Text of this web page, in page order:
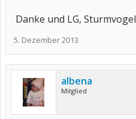
Danke und LG, Sturmvogel
5. Dezember 2013
albena
Mitglied